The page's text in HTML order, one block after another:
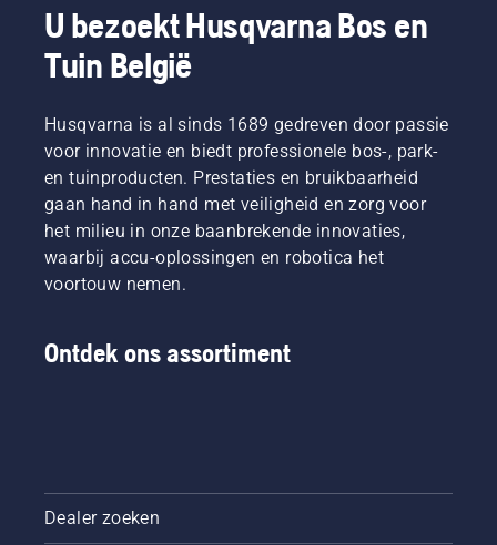
U bezoekt Husqvarna Bos en
Tuin België
Husqvarna is al sinds 1689 gedreven door passie
voor innovatie en biedt professionele bos-, park-
en tuinproducten. Prestaties en bruikbaarheid
gaan hand in hand met veiligheid en zorg voor
het milieu in onze baanbrekende innovaties,
waarbij accu-oplossingen en robotica het
voortouw nemen.
Ontdek ons assortiment
Dealer zoeken